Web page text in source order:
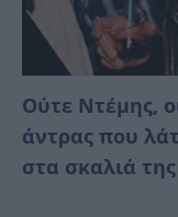
Ούτε Ντέμης,
άντρας που
στα σκαλιά